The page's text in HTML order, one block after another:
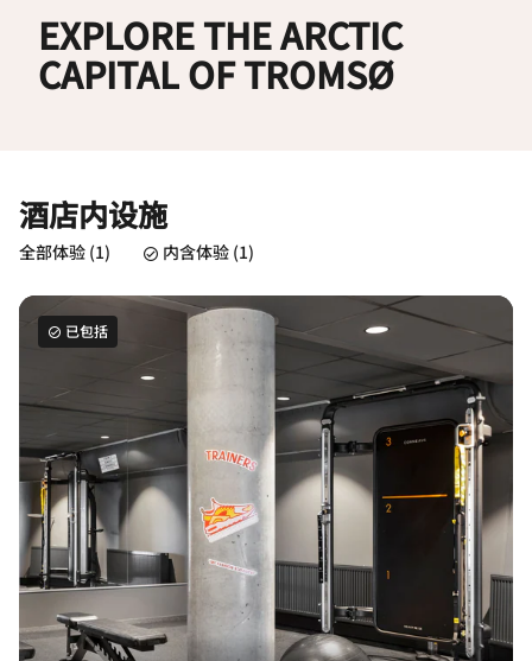
EXPLORE THE ARCTIC
CAPITAL OF TROMSØ
酒店内设施
全部体验 (1) 内含体验 (1)
已包括